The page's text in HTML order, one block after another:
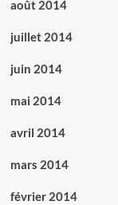
août 2014
juillet 2014
juin 2014
mai 2014
avril 2014
mars 2014
février 2014